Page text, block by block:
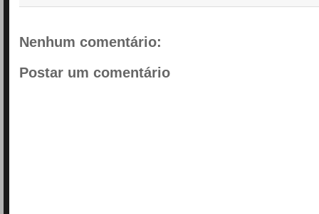
Nenhum comentário:
Postar um comentário